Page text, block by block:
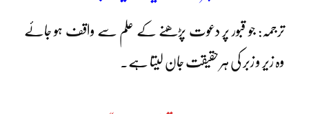
ترجمہ: جو قبور پر دعوت پڑھنے کے علم سے واقف ہو جائے
وہ زیر و زبر کی ہر حقیقت جان لیتا ہے۔